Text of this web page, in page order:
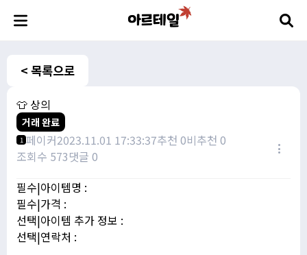
< 목록으로
👕 상의
거래 완료
1 페이커2023.11.01 17:33:37추천 0비추천 0
조회수 573댓글 0
필수|아이템명 :
필수|가격 :
선택|아이템 추가 정보 :
선택|연락처 :